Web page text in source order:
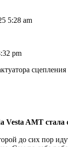
5:28 am
pm
AMT стала
до сих пор